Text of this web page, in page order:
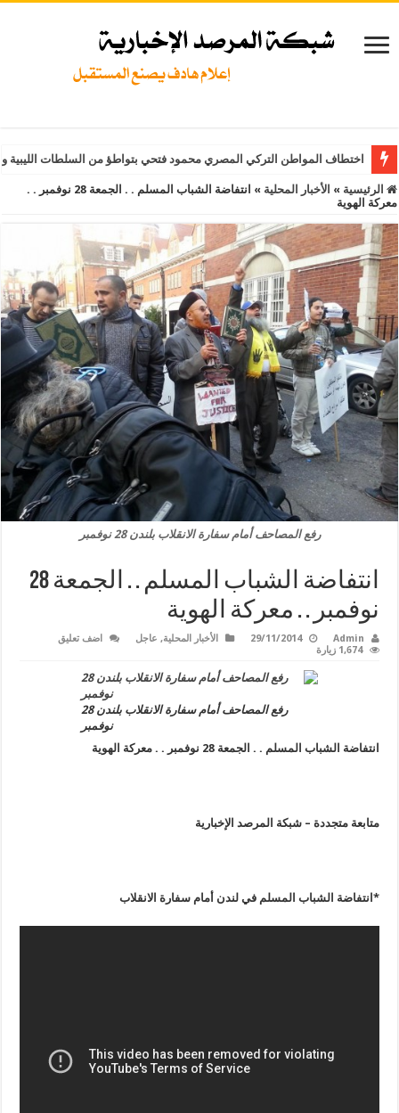
اختطاف المواطن التركي المصري محمود فتحي بتواطؤ من السلطات
الرئيسية » الأخبار المحلية »
انتفاضة الشباب المسلم . . الجمعة 28 نوفمبر . .
معركة الهوية
رفع المصاحف أمام سفارة الانقلاب بلندن 28 نوفمبر
انتفاضة الشباب المسلم . . الجمعة 28
نوفمبر . . معركة الهوية
Admin
29/11/2014 الأخبار المحلية, عاجل
اضف تعليق
1,674 زيارة
رفع المصاحف أمام سفارة الانقلاب بلندن 28
نوفمبر
انتفاضة الشباب المسلم . . الجمعة 28 نوفمبر . . معركة الهوية
متابعة متجددة – شبكة المرصد الإخبارية
*انتفاضة الشباب المسلم في لندن أمام سفارة الانقلاب